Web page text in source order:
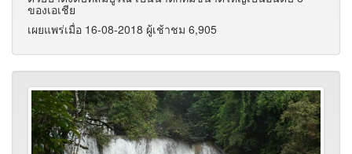
ของเอเชีย
เผยแพร่เมื่อ 16-08-2018 ผู้เช้าชม 6,905